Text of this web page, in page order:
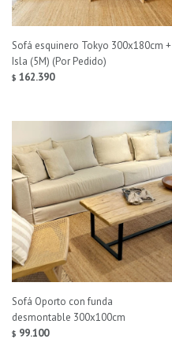
Sofá esquinero Tokyo 300x180cm +
Isla (5M) (Por Pedido)
$ 162.390
Sofá Oporto con funda
desmontable 300x100cm
$ 99.100